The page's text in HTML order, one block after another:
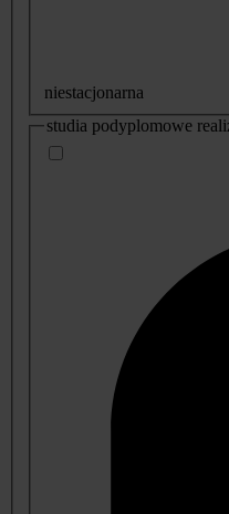
niestacjonarna
studia podyplomowe